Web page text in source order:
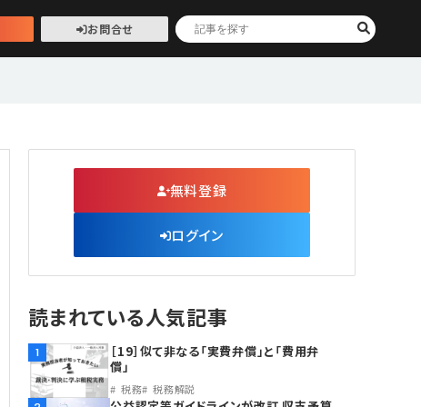
お問合せ
無料登録
ログイン
読まれている人気記事
1
［19］似て非なる「実費弁償」と「費用弁
償」
税務 税務解説